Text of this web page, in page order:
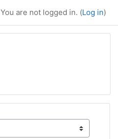
You are not logged in. (Log in)